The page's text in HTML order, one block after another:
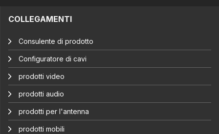
COLLEGAMENTI
Consulente di prodotto
Configuratore di cavi
prodotti video
prodotti audio
prodotti per l'antenna
prodotti mobili